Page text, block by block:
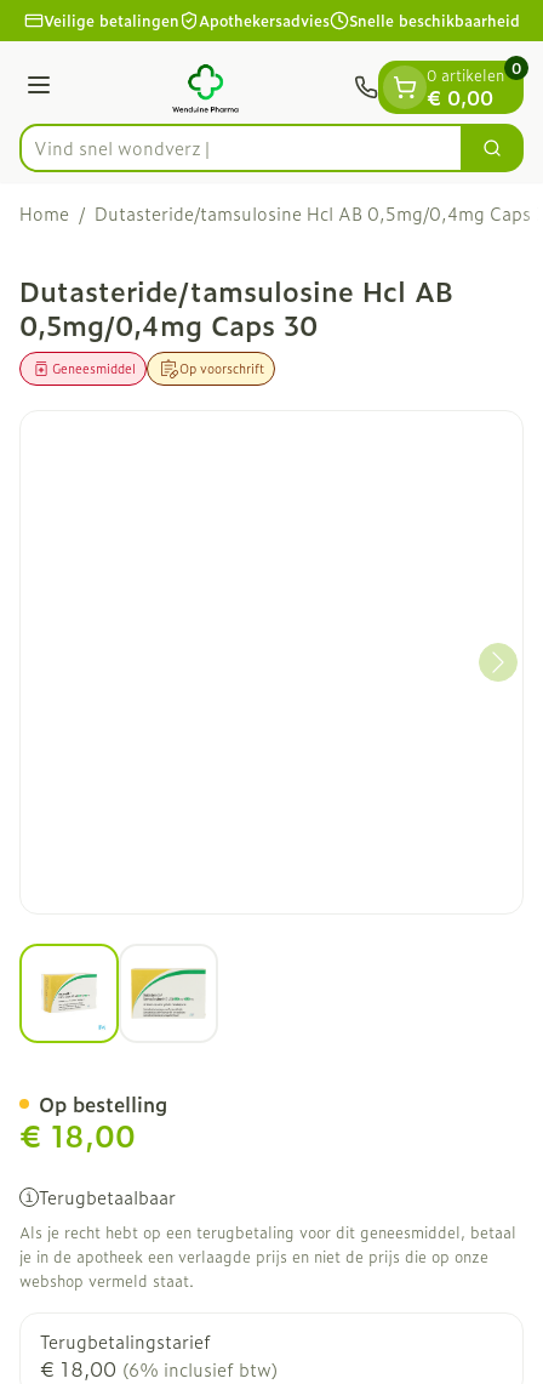
Ga naar de inhoud
1 van 1
Veilige betalingen Apothekersadvies Snelle beschikbaarheid
Menu
Product, merk, categorie...
Vind snel Zoek
0 artikelen
€ 0,00
0
Home / Dutasteride/tamsulosine Hcl AB 0,5mg/0,4mg Caps
Dutasteride/tamsulosine Hcl AB
0,5mg/0,4mg Caps 30
Op voorschrift
Geneesmiddel
View larger image
€ 18,00
Terugbetaalbaar
Als je recht hebt op een terugbetaling voor dit geneesmiddel, betaal
je in de apotheek een verlaagde prijs en niet de prijs die op onze
webshop vermeld staat.
Terugbetalingstarief
€ 18,00 (6% inclusief btw)
Op bestelling